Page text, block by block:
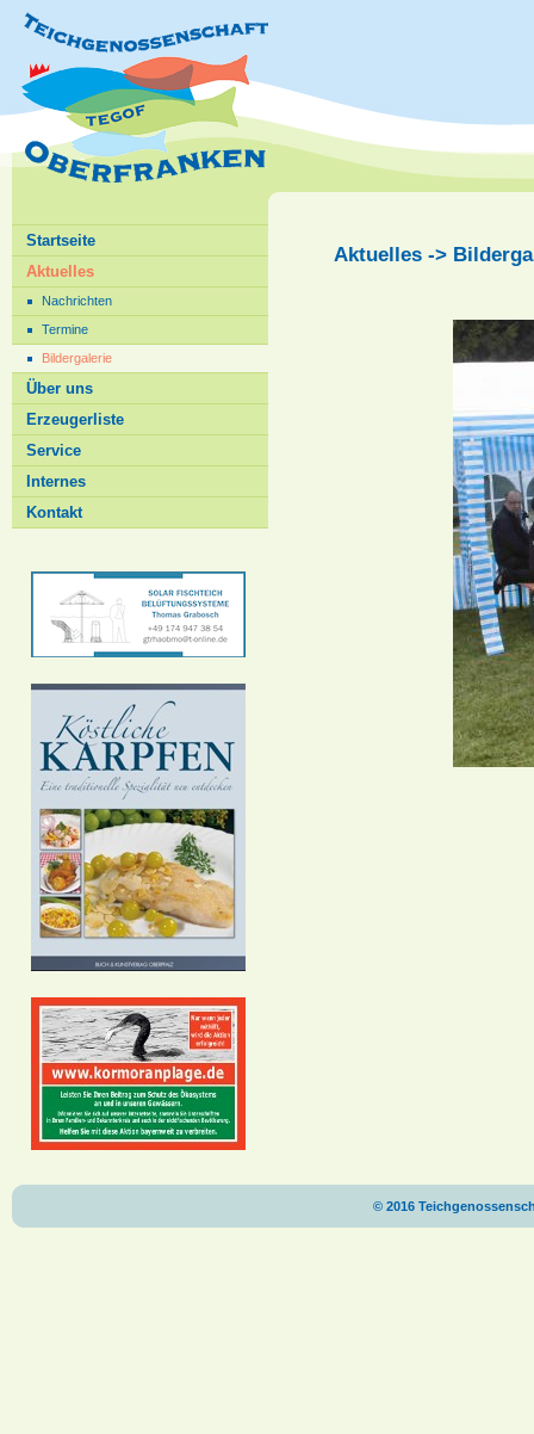
Startseite
Aktuelles
Nachrichten
Termine
Bildergalerie
Über uns
Erzeugerliste
Service
Internes
Kontakt
Aktuelles ->
© 2016